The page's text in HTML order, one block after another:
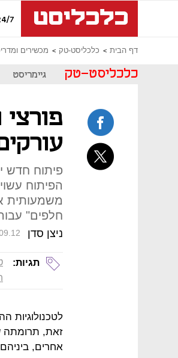
7
דף הבית כלכליסט-טק מכשירים
כלכליסט-טק גיימריסט
פיתוח חדש
הפיתוח
משמעותית
חלפים"
ניצן סדן
תגיות:
לטכנולוגיות
זאת, תרומתה
אחרים,